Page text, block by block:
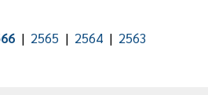
| 2565 | 2564 | 2563